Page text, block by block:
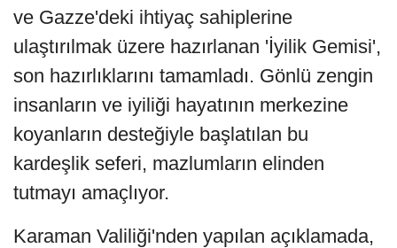
ve Gazze'deki ihtiyaç sahiplerine
ulaştırılmak üzere hazırlanan 'İyilik Gemisi',
son hazırlıklarını tamamladı. Gönlü zengin
insanların ve iyiliği hayatının merkezine
koyanların desteğiyle başlatılan bu
kardeşlik seferi, mazlumların elinden
tutmayı amaçlıyor.
Karaman Valiliği'nden yapılan açıklamada,